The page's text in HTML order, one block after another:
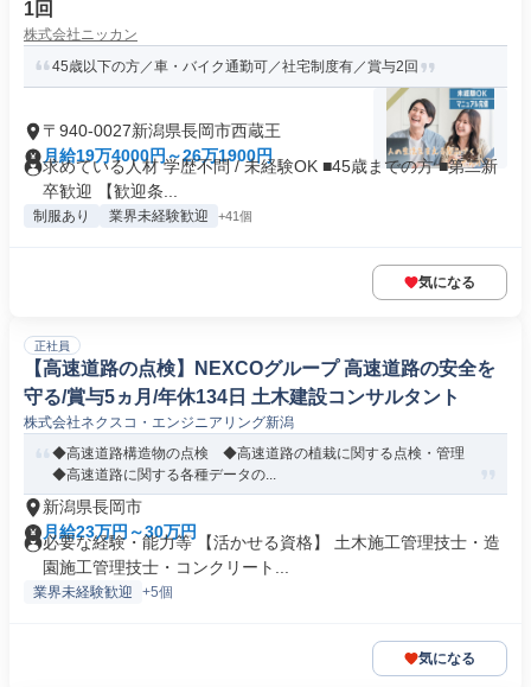
1回
株式会社ニッカン
45歳以下の方／車・バイク通勤可／社宅制度有／賞与2回
〒940-0027新潟県長岡市西蔵王
月給19万4000円～26万1900円
求めている人材 学歴不問 / 未経験OK ■45歳までの方 ■第二新
卒歓迎 【歓迎条...
制服あり 業界未経験歓迎 +41個
気になる
正社員
【高速道路の点検】NEXCOグループ 高速道路の安全を
守る/賞与5ヵ月/年休134日 土木建設コンサルタント
株式会社ネクスコ・エンジニアリング新潟
◆高速道路構造物の点検 ◆高速道路の植栽に関する点検・管理
◆高速道路に関する各種データの...
新潟県長岡市
月給23万円～30万円
必要な経験・能力等 【活かせる資格】 土木施工管理技士・造
園施工管理技士・コンクリート...
業界未経験歓迎 +5個
気になる